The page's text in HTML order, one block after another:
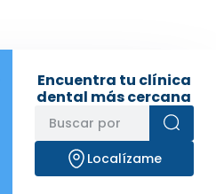
Encuentra tu clínica
dental más cercana
Localízame